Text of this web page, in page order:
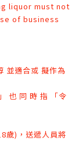
liquor must not
of business
並適合或 擬作為
也 同 時 指 「令
歲)，送遞人員將